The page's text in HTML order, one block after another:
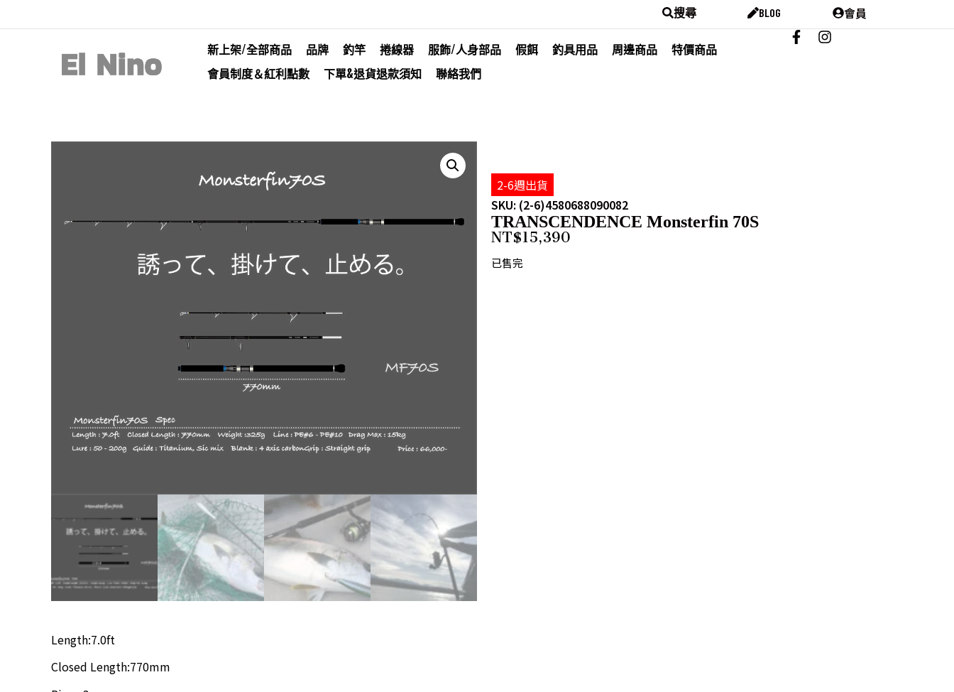
搜尋 BLOG 會員
新上架/全部商品 品牌 釣竿 捲線器 服飾/人身部品 假餌 釣具用品 周邊商品
特價商品
會員制度＆紅利點數
下單&退貨退款須知 聯絡我們
2-6週出貨
SKU: (2-6)4580688090082
TRANSCENDENCE Monsterfin 70S
NT$15,390
已售完
Length:7.0ft
Closed Length:770mm